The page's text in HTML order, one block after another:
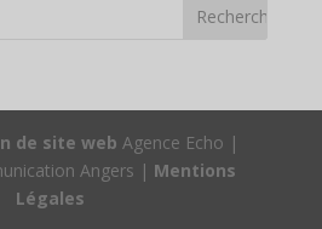
de site web Agence Echo |
Angers | Mentions
Légales